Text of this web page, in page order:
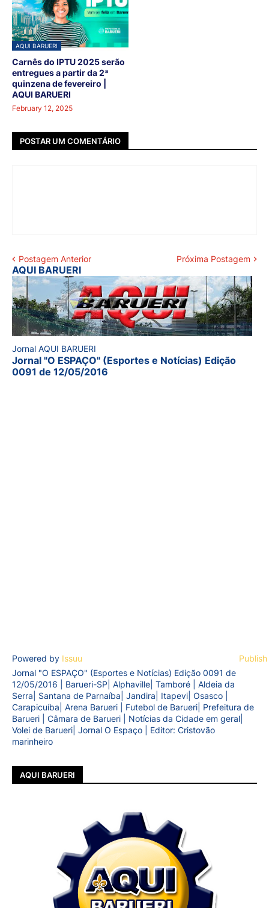
AQUI BARUERI
Carnês do IPTU 2025 serão
entregues a partir da 2ª
quinzena de fevereiro |
AQUI BARUERI
February 12, 2025
POSTAR UM COMENTÁRIO
Postagem Anterior Próxima Postagem
AQUI BARUERI
Jornal AQUI BARUERI
Jornal "O ESPAÇO" (Esportes e Notícias) Edição
0091 de 12/05/2016
Powered by Issuu
Jornal "O ESPAÇO" (Esportes e Notícias) Edição 0091 de
12/05/2016 | Barueri-SP| Alphaville| Tamboré | Aldeia da
Serra| Santana de Parnaíba| Jandira| Itapevi| Osasco |
Carapicuíba| Arena Barueri | Futebol de Barueri| Prefeitura de
Barueri | Câmara de Barueri | Notícias da Cidade em geral|
Volei de Barueri| Jornal O Espaço | Editor: Cristovão
marinheiro
AQUI BARUERI